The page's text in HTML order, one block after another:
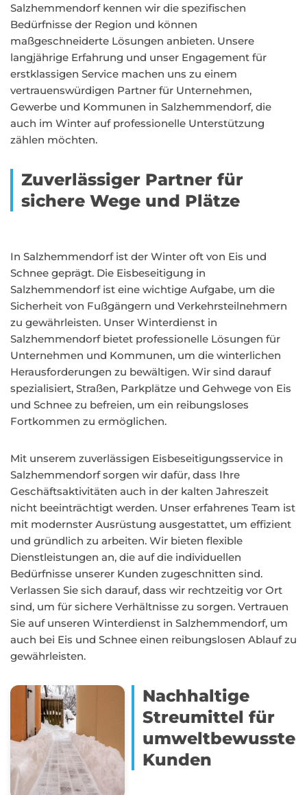
Salzhemmendorf kennen wir die spezifischen
Bedürfnisse der Region und können
maßgeschneiderte Lösungen anbieten. Unsere
langjährige Erfahrung und unser Engagement für
erstklassigen Service machen uns zu einem
vertrauenswürdigen Partner für Unternehmen,
Gewerbe und Kommunen in Salzhemmendorf, die
auch im Winter auf professionelle Unterstützung
zählen möchten.
Zuverlässiger Partner für
sichere Wege und Plätze
In Salzhemmendorf ist der Winter oft von Eis und
Schnee geprägt. Die Eisbeseitigung in
Salzhemmendorf ist eine wichtige Aufgabe, um die
Sicherheit von Fußgängern und Verkehrsteilnehmern
zu gewährleisten. Unser Winterdienst in
Salzhemmendorf bietet professionelle Lösungen für
Unternehmen und Kommunen, um die winterlichen
Herausforderungen zu bewältigen. Wir sind darauf
spezialisiert, Straßen, Parkplätze und Gehwege von Eis
und Schnee zu befreien, um ein reibungsloses
Fortkommen zu ermöglichen.
Mit unserem zuverlässigen Eisbeseitigungsservice in
Salzhemmendorf sorgen wir dafür, dass Ihre
Geschäftsaktivitäten auch in der kalten Jahreszeit
nicht beeinträchtigt werden. Unser erfahrenes Team ist
mit modernster Ausrüstung ausgestattet, um effizient
und gründlich zu arbeiten. Wir bieten flexible
Dienstleistungen an, die auf die individuellen
Bedürfnisse unserer Kunden zugeschnitten sind.
Verlassen Sie sich darauf, dass wir rechtzeitig vor Ort
sind, um für sichere Verhältnisse zu sorgen. Vertrauen
Sie auf unseren Winterdienst in Salzhemmendorf, um
auch bei Eis und Schnee einen reibungslosen Ablauf zu
gewährleisten.
Nachhaltige
Streumittel für
umweltbewusste
Kunden